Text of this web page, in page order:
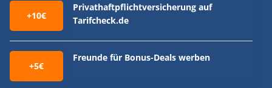
+10€
Privathaftpflichtversicherung auf
Tarifcheck.de
+5€
Freunde für Bonus-Deals werben